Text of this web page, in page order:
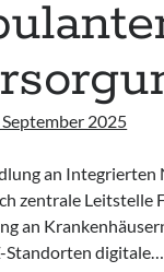
September 2025
an
zentrale Leitstelle
an
Standorten digitale…